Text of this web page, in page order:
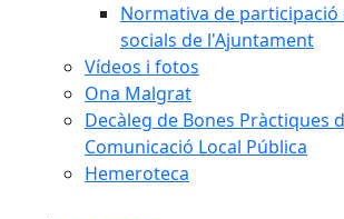
Normativa de participació
socials de l'Ajuntament
Vídeos i fotos
Ona Malgrat
Decàleg de Bones Pràctiques
Comunicació Local Pública
Hemeroteca